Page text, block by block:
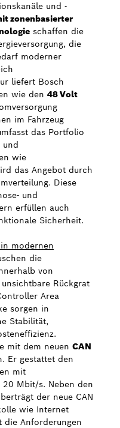
und -
zonenbasierter
schaffen die
die
moderner
liefert Bosch
wie den 48 Volt
im Fahrzeug
das Portfolio
und
wie
das Angebot durch
Diese
und
erfüllen auch
Sicherheit.
modernen
die
von
Rückgrat
Area
sorgen in
Stabilität,
mit dem neuen CAN
Er gestattet den
mit
Mbit/s. Neben den
der neue CAN
wie Internet
Anforderungen